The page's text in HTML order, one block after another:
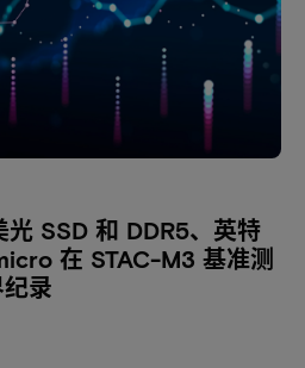
SSD 和 DDR5、英特
在 STAC-M3 基准测
录